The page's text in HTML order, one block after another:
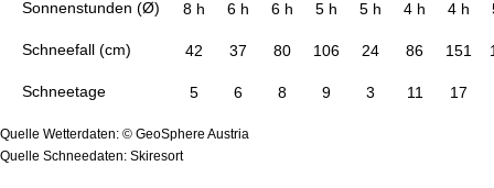
Sonnenstunden (Ø)
Schneefall (cm)
Schneetage
8 h 6 h 6 h 5 h 5 h 4 h 4 h
42 37 80 106 24 86 151
5 6 8 9 3 11 17
Quelle Wetterdaten: © GeoSphere Austria
Quelle Schneedaten: Skiresort